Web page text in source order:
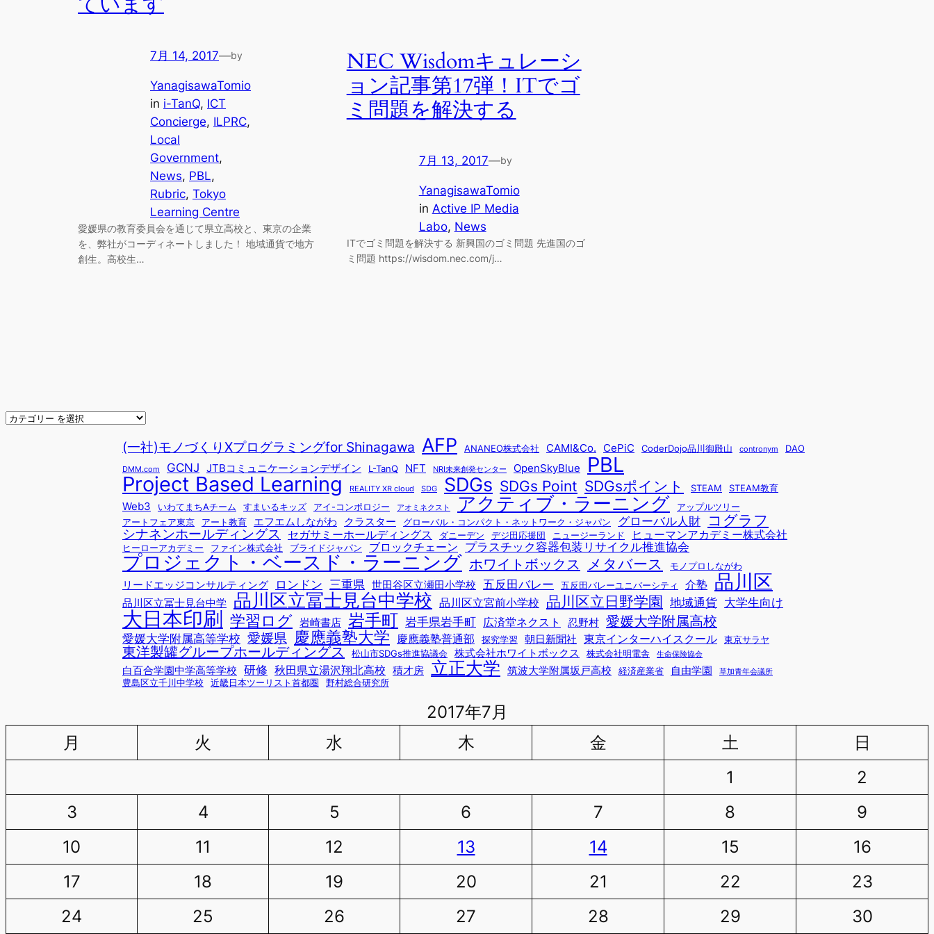
7月 14, 2017—by
YanagisawaTomio
in i-TanQ, ICT
Concierge, ILPRC
Local
Government
News, PBL
Rubric, Tokyo
Learning Centre
愛媛県の教育委員会を通じて県立高校と、東京の企業
を、弊社がコーディネートしました！ 地域通貨で地方
創生。高校生…
NEC Wisdomキュレーシ
ョン記事第17弾！ITでゴ
ミ問題を解決する
7月 13, 2017—by
YanagisawaTomio
in Active IP Media
Labo, News
ITでゴミ問題を解決する 新興国のゴミ問題 先進国のゴ
ミ問題 https://wisdom.nec.com/j…
(一社)モノづくりXプログラミングfor Shinagawa AFP ANANEO株式会社 CAMI&Co. CePiC CoderDojo品川御殿山 contronym DAO
DMM.com GCNJ JTBコミュニケーションデザイン L-TanQ NFT NRI未来創発センター OpenSkyBlue
PBL
Project Based Learning
REALITY XR cloud SDG SDGs SDGs Point SDGsポイント STEAM STEAM教育
Web3 いわてまちAチーム すまいるキッズ アイ-コンポロジー アオミネクスト アクティブ・ラーニング
アップルツリー
アートフェア東京
アート教育 エフエムしながわ クラスター グローバル・コンパクト・ネットワーク・ジャパン グローバル人財 コグラフ
シナネンホールディングス セガサミーホールディングス ダニーデン デジ田応援団 ニュージーランド ヒューマンアカデミー株式会社
ヒーローアカデミー ファイン株式会社 ブライドジャパン ブロックチェーン プラスチック容器包装リサイクル推進協会
プロジェクト・ベースド・ラーニング ホワイトボックス メタバース モノプロしながわ
リードエッジコンサルティング ロンドン 三重県 世田谷区立瀬田小学校 五反田バレー 五反田バレーユニバーシティ 介塾 品川区
品川区立冨士見台中学 品川区立冨士見台中学校 品川区立宮前小学校 品川区立日野学園 地域通貨 大学生向け
大日本印刷 学習ログ 岩崎書店 岩手町 岩手県岩手町 広済堂ネクスト 忍野村 愛媛大学附属高校
愛媛大学附属高等学校 愛媛県 慶應義塾大学 慶應義塾普通部 探究学習 朝日新聞社 東京インターハイスクール 東京サラヤ
東洋製罐グループホールディングス 松山市SDGs推進協議会 株式会社ホワイトボックス 株式会社明電舎 生命保険協会
白百合学園中学高等学校 研修 秋田県立湯沢翔北高校 積才房 立正大学 筑波大学附属坂戸高校 経済産業省 自由学園 草加青年会議所
豊島区立千川中学校 近畿日本ツーリスト首都圏 野村総合研究所
2017年7月
月
火 水 木 金 土
日
1
2
3
4 5 6 7 8
9
10
11 12 13 14 15
16
17
18 19 20 21 22
23
24
25 26 27 28 29
30